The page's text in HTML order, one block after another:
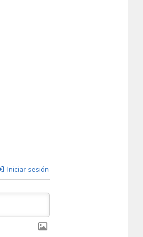
Iniciar sesión